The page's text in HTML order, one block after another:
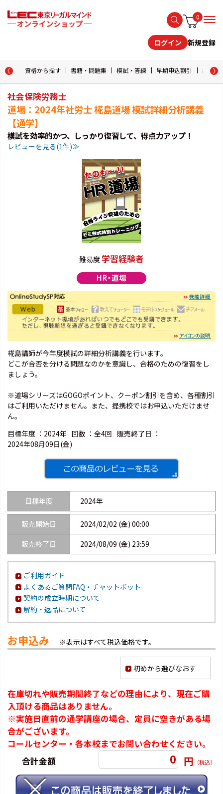
0
ログイン 新規登録
資格から探す 書籍・問題集 模試・答練 早期申込割引 おため
社会保険労務士
道場：2024年社労士 椛島道場 模試詳細分析講義
【通学】
模試を効率的かつ、しっかり復習して、得点力アップ！
レビューを見る(1件)≫
難易度学習経験者
椛島講師が今年度模試の詳細分析講義を行います。
どこが合否を分ける問題なのかを意識し、合格のための復習をし
ましょう。
※道場シリーズはGOGOポイント、クーポン割引を含め、各種割引
はご利用いただけません。また、提携校ではお申込いただけませ
ん。
目標年度 ： 2024年 回数 ： 全4回 販売終了日 ：
2024年08月09日(金)
目標年度 2024年
販売開始日
2024/02/02 (金) 00:00
販売終了日
2024/08/09 (金) 23:59
ご利用ガイド
よくあるご質問FAQ・チャットボット
契約の成立時期について
解約・返品について
お申込み ※表示はすべて税込価格です。
初めから選びなおす
在庫切れや販売期間終了などの理由により、現在ご購
入頂ける商品はありません。
※実施日直前の通学講座の場合、定員に空きがある場
合がございます。
コールセンター・各本校までお問い合わせください。
合計金額
0 円 （税込）